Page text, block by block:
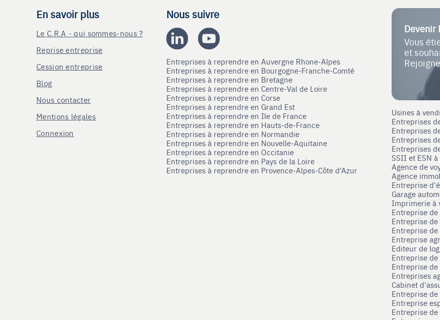
En savoir plus
Le C.R.A - qui sommes-nous ?
Reprise entreprise
Cession entreprise
Blog
Nous contacter
Mentions légales
Connexion
Nous suivre
Entreprises à reprendre en Auvergne Rhone-Alpes
Entreprises à reprendre en Bourgogne-Franche-Comté
Entreprises à reprendre en Bretagne
Entreprises à reprendre en Centre-Val de Loire
Entreprises à reprendre en Corse
Entreprises à reprendre en Grand Est
Entreprises à reprendre en Ile de France
Entreprises à reprendre en Hauts-de-France
Entreprises à reprendre en Normandie
Entreprises à reprendre en Nouvelle-Aquitaine
Entreprises à reprendre en Occitanie
Entreprises à reprendre en Pays de la Loire
Entreprises à reprendre en Provence-Alpes-Côte d'Azur
Devenir
Vous
et
Usines à
Entreprises
Entreprises
Entreprises
Entreprises
SSII et ESN
Agence de
Agence
Entreprise
Garage
Imprimerie à
Entreprise
Entreprise
Entreprise
Entreprise
Editeur de
Entreprise
Entreprise
Entreprises
Cabinet
Entreprise
Entreprise
Entreprise